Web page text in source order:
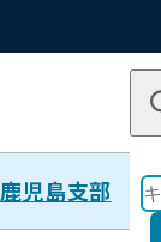
鹿児島支部